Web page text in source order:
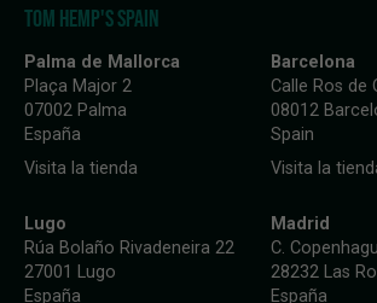
TOM HEMP'S SPAIN
Palma de Mallorca
Plaça Major 2
07002 Palma
España
Visita la tienda
Barcelona
Calle Ros de
08012
Spain
Visita la
Lugo
Rúa Bolaño Rivadeneira 22
27001 Lugo
España
Madrid
C.
28232 Las
España